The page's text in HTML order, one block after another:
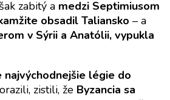
zabitý a medzi Septimiusom
obsadil Taliansko – a
v Sýrii a Anatólii, vypukla
légie do
zistili, že Byzancia sa